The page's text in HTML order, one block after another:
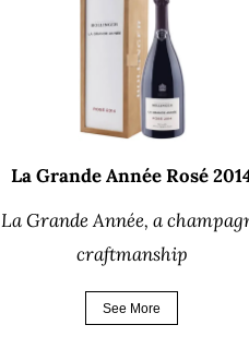
La Grande Année Rosé
La Grande Année, a
craftmanship
See More